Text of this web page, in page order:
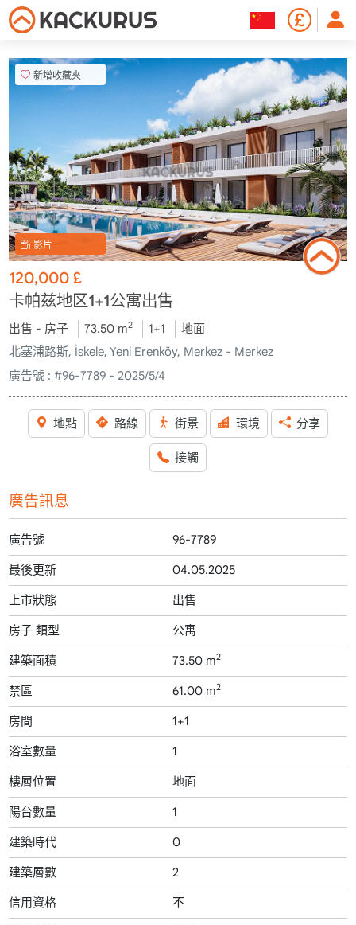
新增收藏夾
影片
120,000£
卡帕兹地区1+1公寓出售
出售 - 房子 73.50 m2 1+1
地面
北塞浦路斯, İskele, Yeni Erenköy, Merkez - Merkez
廣告號 : #96-7789 - 2025/5/4
地點 路線 街景 環境 分享
接觸
廣告訊息
廣告號 96-7789
最後更新 04.05.2025
上市狀態 出售
房子 類型 公寓
建築面積 73.50 m2
禁區 61.00 m2
房間 1+1
浴室數量 1
樓層位置 地面
陽台數量 1
建築時代 0
建築層數 2
信用資格 不